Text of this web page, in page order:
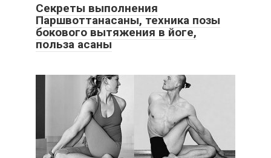
Секреты выполнения
Паршвоттанасаны, техника позы
бокового вытяжения в йоге,
польза асаны